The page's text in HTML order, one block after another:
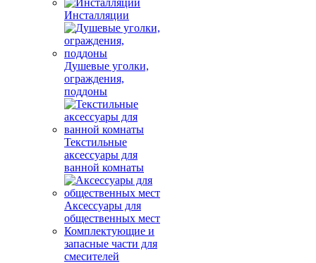
Инсталляции
Душевые уголки,
ограждения,
поддоны
Текстильные
аксессуары для
ванной комнаты
Аксессуары для
общественных мест
Комплектующие и
запасные части для
смесителей